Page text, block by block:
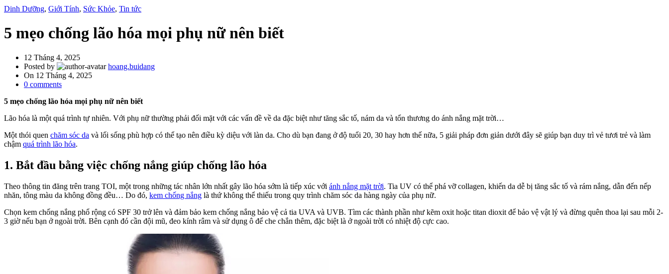
Dinh Dưỡng, Giới Tính, Sức Khỏe, Tin tức
5 mẹo chống lão hóa mọi phụ nữ nên biết
12 Tháng 4, 2025
Posted by
hoang.buidang
On 12 Tháng 4, 2025
0 comments
5 mẹo chống lão hóa mọi phụ nữ nên biết
Lão hóa là một quá trình tự nhiên. Với phụ nữ thường phải đối mặt với các vấn đề về da đặc biệt như tăng sắc tố, nám da và tổn thương do ánh nắng mặt trời…
Một thói quen chăm sóc da và lối sống phù hợp có thể tạo nên điều kỳ diệu với làn da. Cho dù bạn đang ở độ tuổi 20, 30 hay hơn thế nữa, 5 giải pháp đơn giản dưới đây sẽ giúp bạn duy trì vẻ tươi trẻ và làm
chậm quá trình lão hóa.
1. Bắt đầu bằng việc chống nắng giúp chống lão hóa
Theo thông tin đăng trên trang TOI, một trong những tác nhân lớn nhất gây lão hóa sớm là tiếp xúc với ánh nắng mặt trời. Tia UV có thể phá vỡ collagen, khiến da dễ bị tăng sắc tố và rám nắng, dẫn đến nếp
nhăn, tông màu da không đồng đều… Do đó, kem chống nắng là thứ không thể thiếu trong quy trình chăm sóc da hàng ngày của phụ nữ.
Chọn kem chống nắng phổ rộng có SPF 30 trở lên và đảm bảo kem chống nắng bảo vệ cả tia UVA và UVB. Tìm các thành phần như kẽm oxit hoặc titan dioxit để bảo vệ vật lý và đừng quên thoa lại sau mỗi 2-
3 giờ nếu bạn ở ngoài trời. Bên cạnh đó cần đội mũ, đeo kính râm và sử dụng ô để che chắn thêm, đặc biệt là ở ngoài trời có nhiệt độ cực cao.